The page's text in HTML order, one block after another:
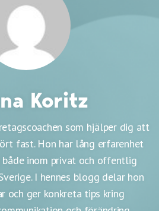
Koritz
som hjälper dig att
fast. Hon har lång erfarenhet
inom privat och offentlig
I hennes blogg delar hon
och ger konkreta tips kring